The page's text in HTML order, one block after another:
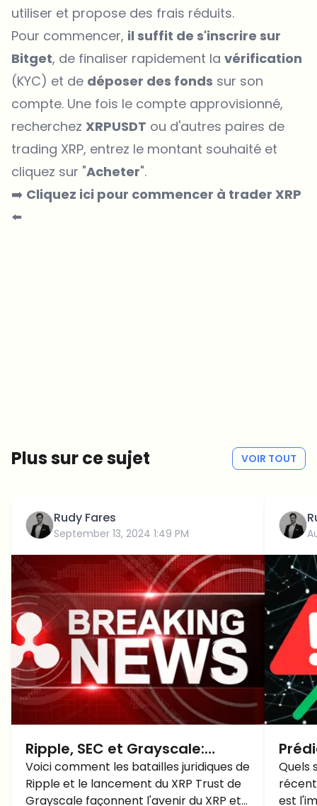
utiliser et propose des frais réduits.
Pour commencer, il suffit de s'inscrire sur
Bitget, de finaliser rapidement la vérification
(KYC) et de déposer des fonds sur son
compte. Une fois le compte approvisionné,
recherchez XRPUSDT ou d'autres paires de
trading XRP, entrez le montant souhaité et
cliquez sur "Acheter".
➡️ Cliquez ici pour commencer à trader XRP
⬅️
Plus sur ce sujet VOIR TOUT
Rudy Fares
September 13, 2024 1:49 PM
Ripple, SEC et Grayscale:
L'effet Ripple sur le prix du XRP
Voici comment les batailles juridiques de
Ripple et le lancement du XRP Trust de
Grayscale façonnent l'avenir du XRP et
elle
Quels
est